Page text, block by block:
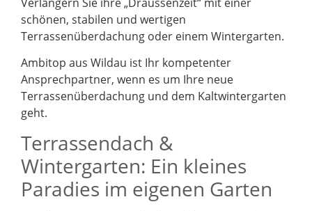
schönen, stabilen und wertigen
Terrassenüberdachung oder einem Wintergarten.
Ambitop aus Wildau ist Ihr kompetenter
Ansprechpartner, wenn es um Ihre neue
Terrassenüberdachung und dem Kaltwintergarten
geht.
Terrassendach &
Wintergarten: Ein kleines
Paradies im eigenen Garten